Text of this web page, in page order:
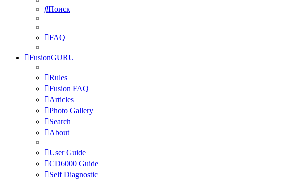
Поиск
FAQ
FusionGURU
Rules
Fusion FAQ
Articles
Photo Gallery
Search
About
User Guide
CD6000 Guide
Self Diagnostic